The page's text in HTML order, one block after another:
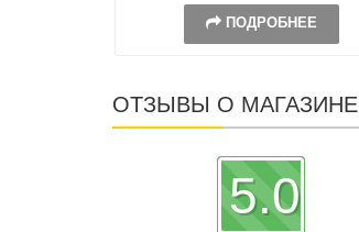
ПОДРОБНЕЕ
ОТЗЫВЫ О МАГАЗИНЕ
5.0